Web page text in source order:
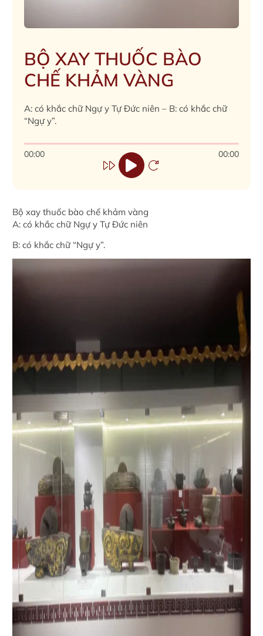
BỘ XAY THUỐC BÀO
CHẾ KHẢM VÀNG
A: có khắc chữ Ngự y Tự Đức niên – B: có khắc chữ
“Ngự y”.
00:00 00:00
Bộ xay thuốc bào chế khảm vàng
A: có khắc chữ Ngự y Tự Đức niên
B: có khắc chữ “Ngự y”.